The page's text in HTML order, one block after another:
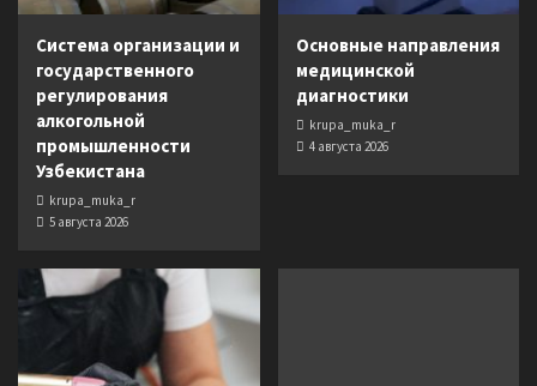
Система организации и
государственного
регулирования
алкогольной
промышленности
Узбекистана
krupa_muka_r
5 августа 2026
Основные направления
медицинской
диагностики
krupa_muka_r
4 августа 2026